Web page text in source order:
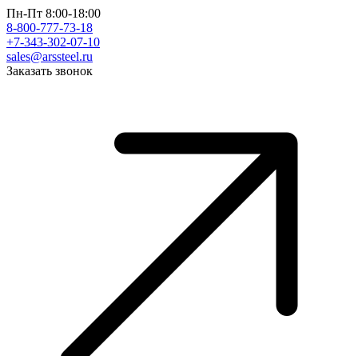
Пн-Пт 8:00-18:00
8-800-777-73-18
+7-343-302-07-10
sales@arssteel.ru
Заказать звонок